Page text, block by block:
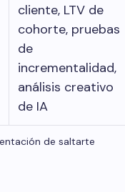
cliente, LTV de
cohorte, pruebas
de
incrementalidad,
análisis creativo
de IA
de saltarte